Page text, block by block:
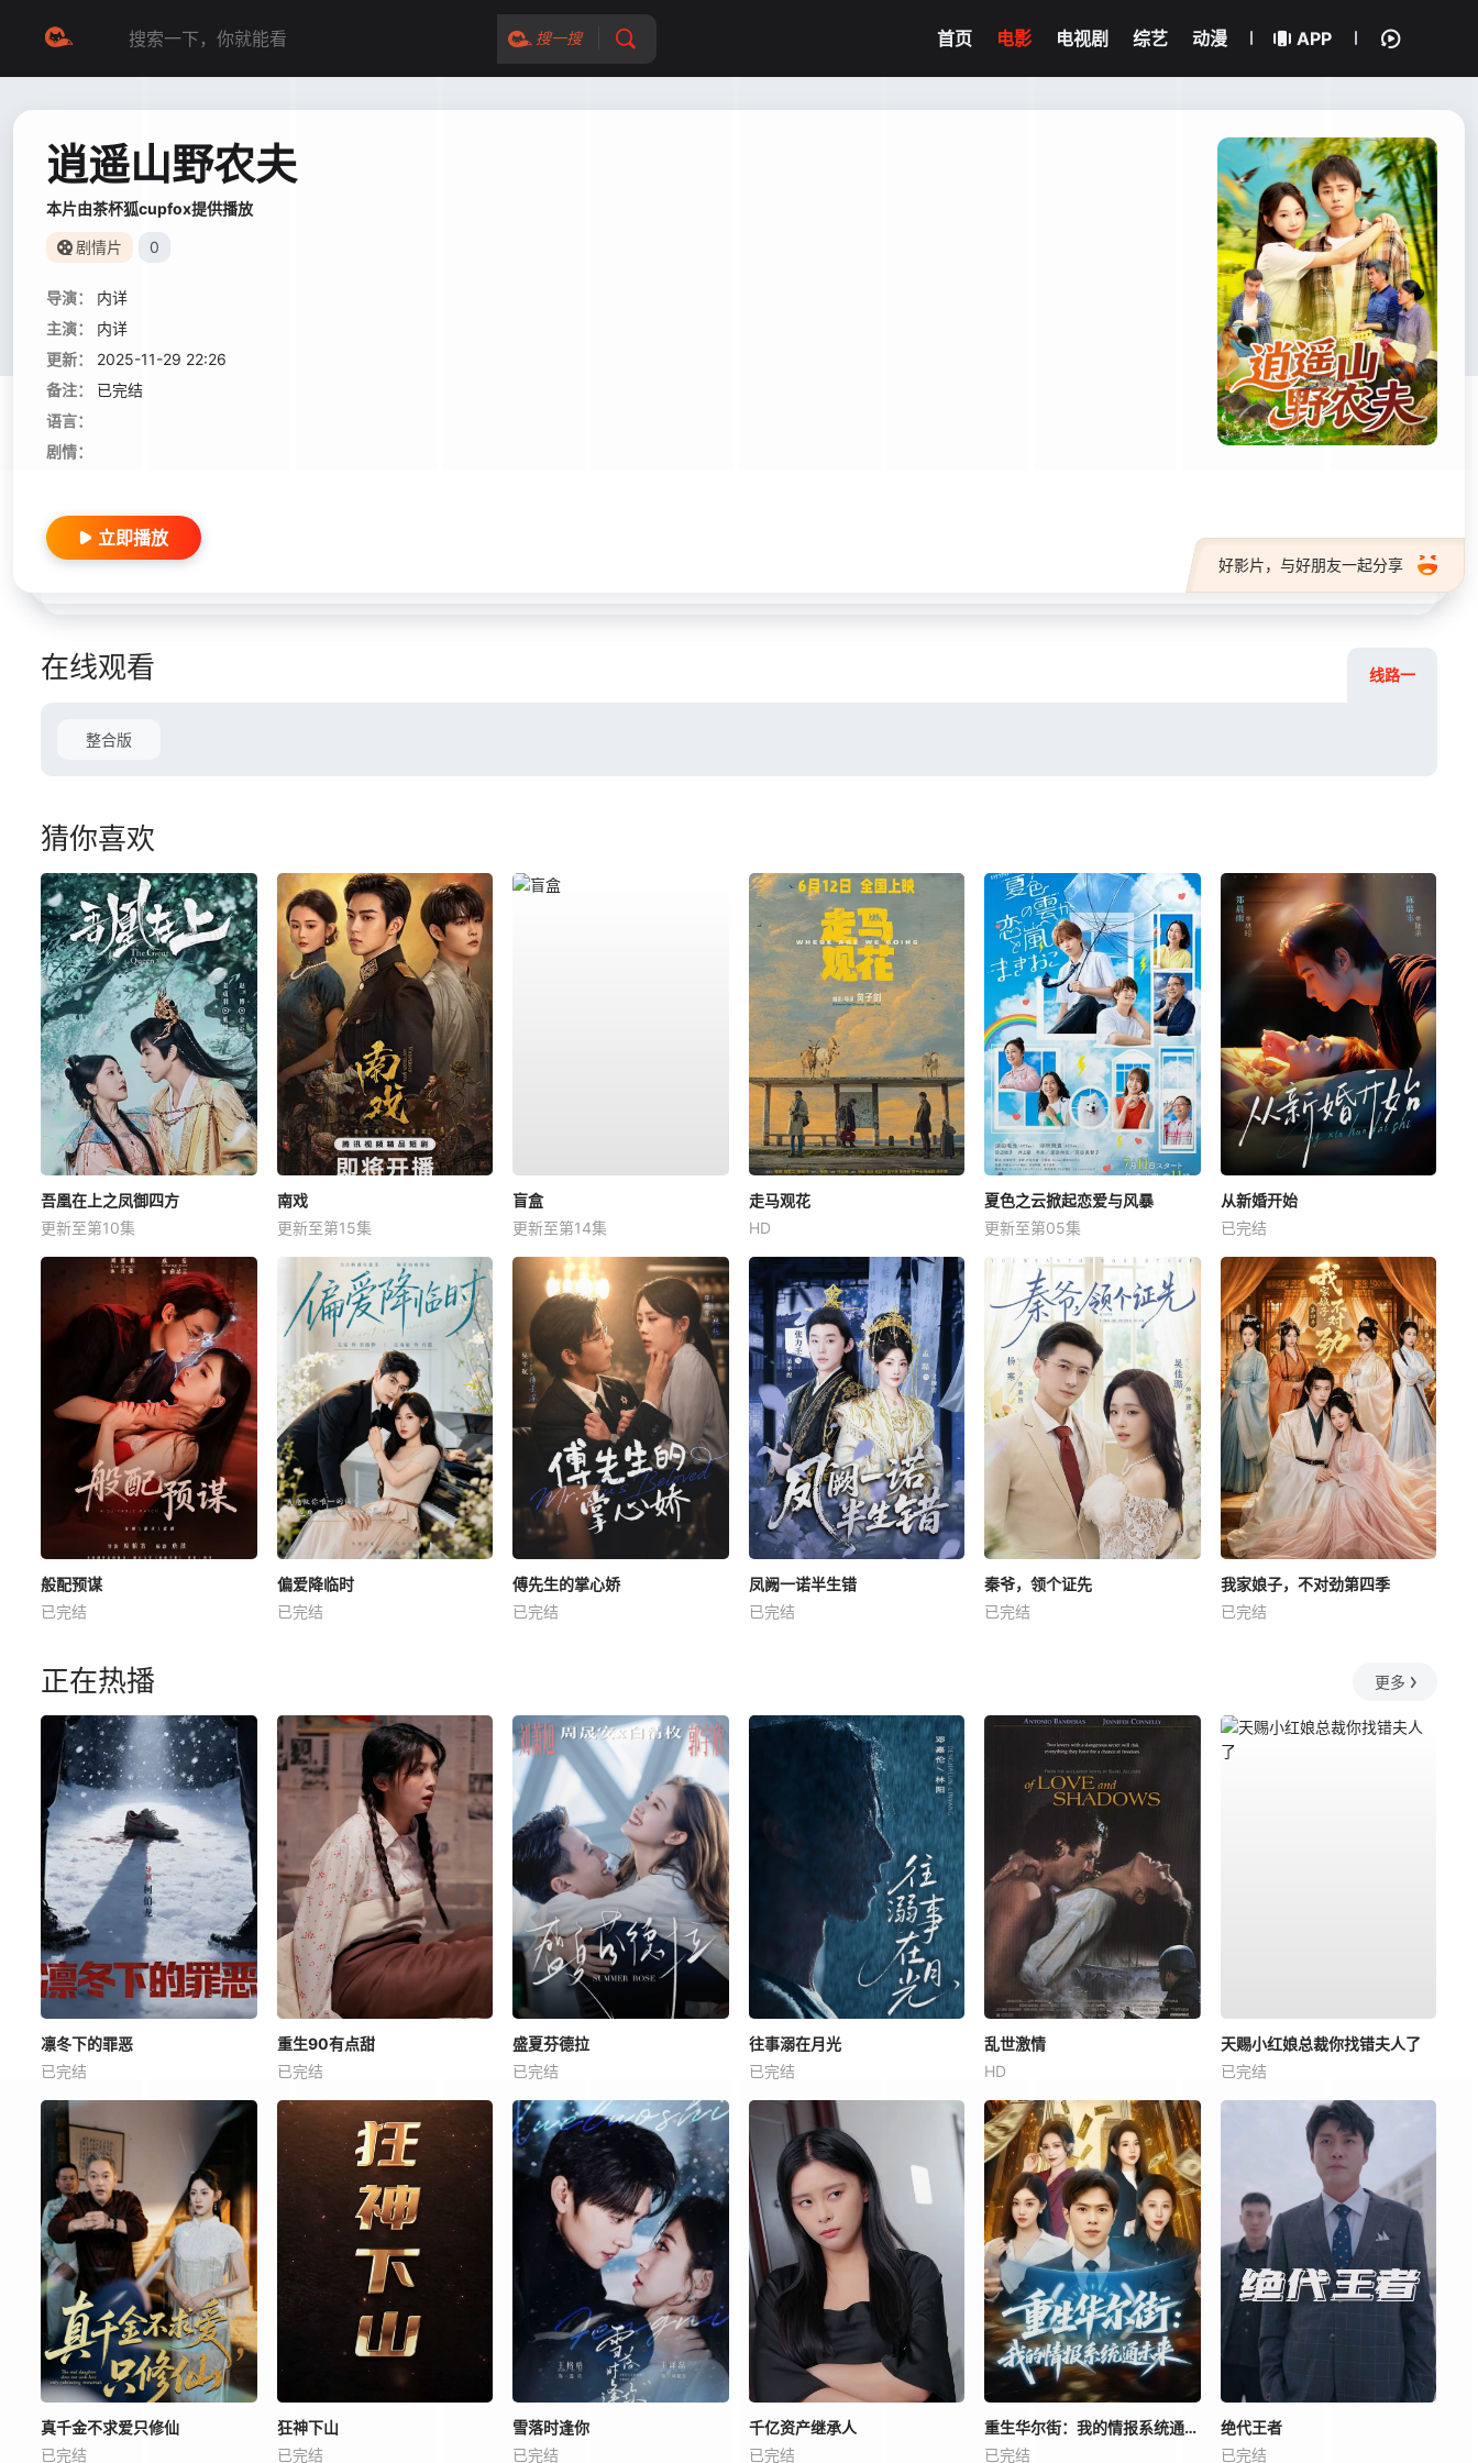
搜一搜 首页 电影 电视剧 综艺 动漫 APP
逍遥山野农夫
本片由茶杯狐cupfox提供播放
剧情片 0
导演：
内详
主演：
内详
更新：
2025-11-29 22:26
备注：
已完结
语言：
剧情：
好影片，与好朋友一起分享
立即播放
在线观看 线路一
整合版
猜你喜欢
吾凰在上之凤御四方
更新至第10集
南戏
更新至第15集
盲盒
更新至第14集
走马观花
HD
夏色之云掀起恋爱与风暴
更新至第05集
从新婚开始
已完结
般配预谋
已完结
偏爱降临时
已完结
傅先生的掌心娇
已完结
凤阙一诺半生错
已完结
秦爷，领个证先
已完结
我家娘子，不对劲第四季
已完结
正在热播 更多
凛冬下的罪恶
已完结
重生90有点甜
已完结
盛夏芬德拉
已完结
往事溺在月光
已完结
乱世激情
HD
天赐小红娘总裁你找错夫人了
已完结
真千金不求爱只修仙
已完结
狂神下山
已完结
雪落时逢你
已完结
千亿资产继承人
已完结
重生华尔街：我的情报系统通未来
已完结
绝代王者
已完结